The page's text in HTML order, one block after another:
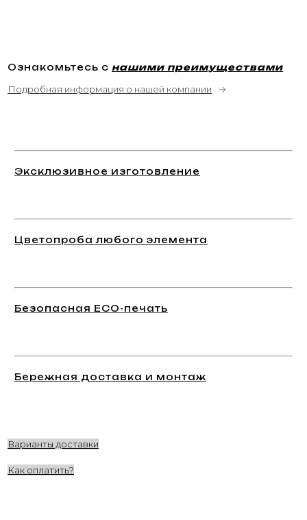
Ознакомьтесь с нашими преимуществами
Подробная информация о нашей компании →
Эксклюзивное изготовление
Цветопроба любого элемента
Безопасная ECO-печать
Бережная доставка и монтаж
Варианты доставки
Как оплатить?